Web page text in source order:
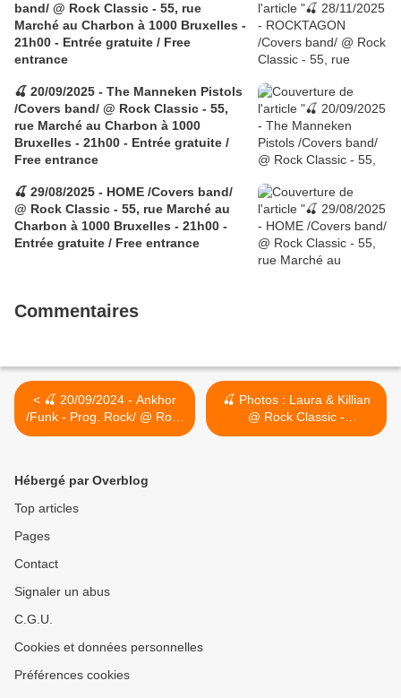
band/ @ Rock Classic - 55, rue
Marché au Charbon à 1000 Bruxelles -
21h00 - Entrée gratuite / Free
entrance
🍒 20/09/2025 - The Manneken Pistols
/Covers band/ @ Rock Classic - 55,
rue Marché au Charbon à 1000
Bruxelles - 21h00 - Entrée gratuite /
Free entrance
🍒 29/08/2025 - HOME /Covers band/
@ Rock Classic - 55, rue Marché au
Charbon à 1000 Bruxelles - 21h00 -
Entrée gratuite / Free entrance
Commentaires
< 🍒 20/09/2024 - Ankhor
/Funk - Prog. Rock/ @ Rock
Classic - 55, rue Maché au
Free entrance
🍒 Photos : Laura & Killian
@ Rock Classic -
19/09/2024 >
Hébergé par Overblog
Top articles
Pages
Contact
Signaler un abus
C.G.U.
Cookies et données personnelles
Préférences cookies